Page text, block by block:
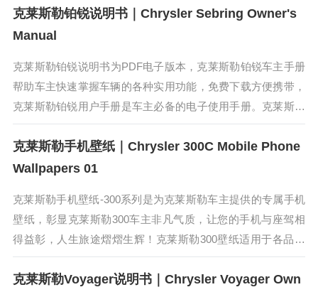
比其它MPV，其内部空...
克莱斯勒铂锐说明书｜Chrysler Sebring Owner's
Manual
克莱斯勒铂锐说明书为PDF电子版本，克莱斯勒铂锐车主手册
帮助车主快速掌握车辆的各种实用功能，免费下载方便携带，
克莱斯勒铂锐用户手册是车主必备的电子使用手册。克莱斯勒
铂锐的设计灵感来源于代表先锋设计语言的ArtDeco理念，既
有美系车的安全大...
克莱斯勒手机壁纸｜Chrysler 300C Mobile Phone
Wallpapers 01
克莱斯勒手机壁纸-300系列是为克莱斯勒车主提供的专属手机
壁纸，彰显克莱斯勒300车主非凡气质，让您的手机与座驾相
得益彰，人生旅途熠熠生辉！克莱斯勒300壁纸适用于各品牌
手机和操作系统，保存高清原图在手机相册，即可直接使用。
克莱斯勒300C...
克莱斯勒Voyager说明书｜Chrysler Voyager Own